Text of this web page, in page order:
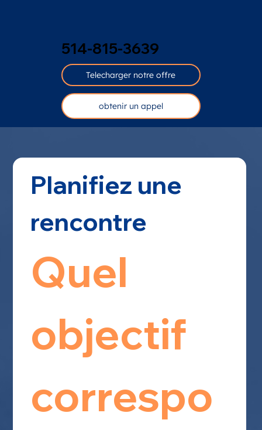
514-815-3639
Telecharger notre offre
obtenir un appel
Planifiez une
rencontre
Quel
objectif
correspo